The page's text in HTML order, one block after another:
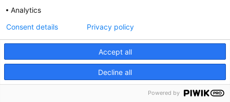
SEMANA DEL 15 DE ABRIL, 2024
SEMANA DEL 8 DE ABRIL, 2024
Analytics
Accept all
Decline all
Consent details Privacy policy
Powered by